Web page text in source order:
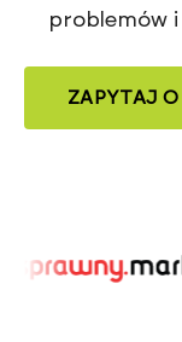
problemów
ZAPYTAJ